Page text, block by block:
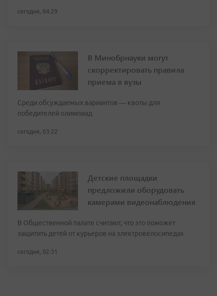
сегодня, 04:29
В Минобрнауки могут
скорректировать правила
приема в вузы
Среди обсуждаемых вариантов — квоты для
победителей олимпиад
сегодня, 03:22
Детские площадки
предложили оборудовать
камерами видеонаблюдения
В Общественной палате считают, что это поможет
защитить детей от курьеров на электровелосипедах
сегодня, 02:31